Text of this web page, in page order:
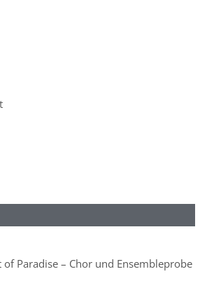
of Paradise – Chor und Ensembleprobe